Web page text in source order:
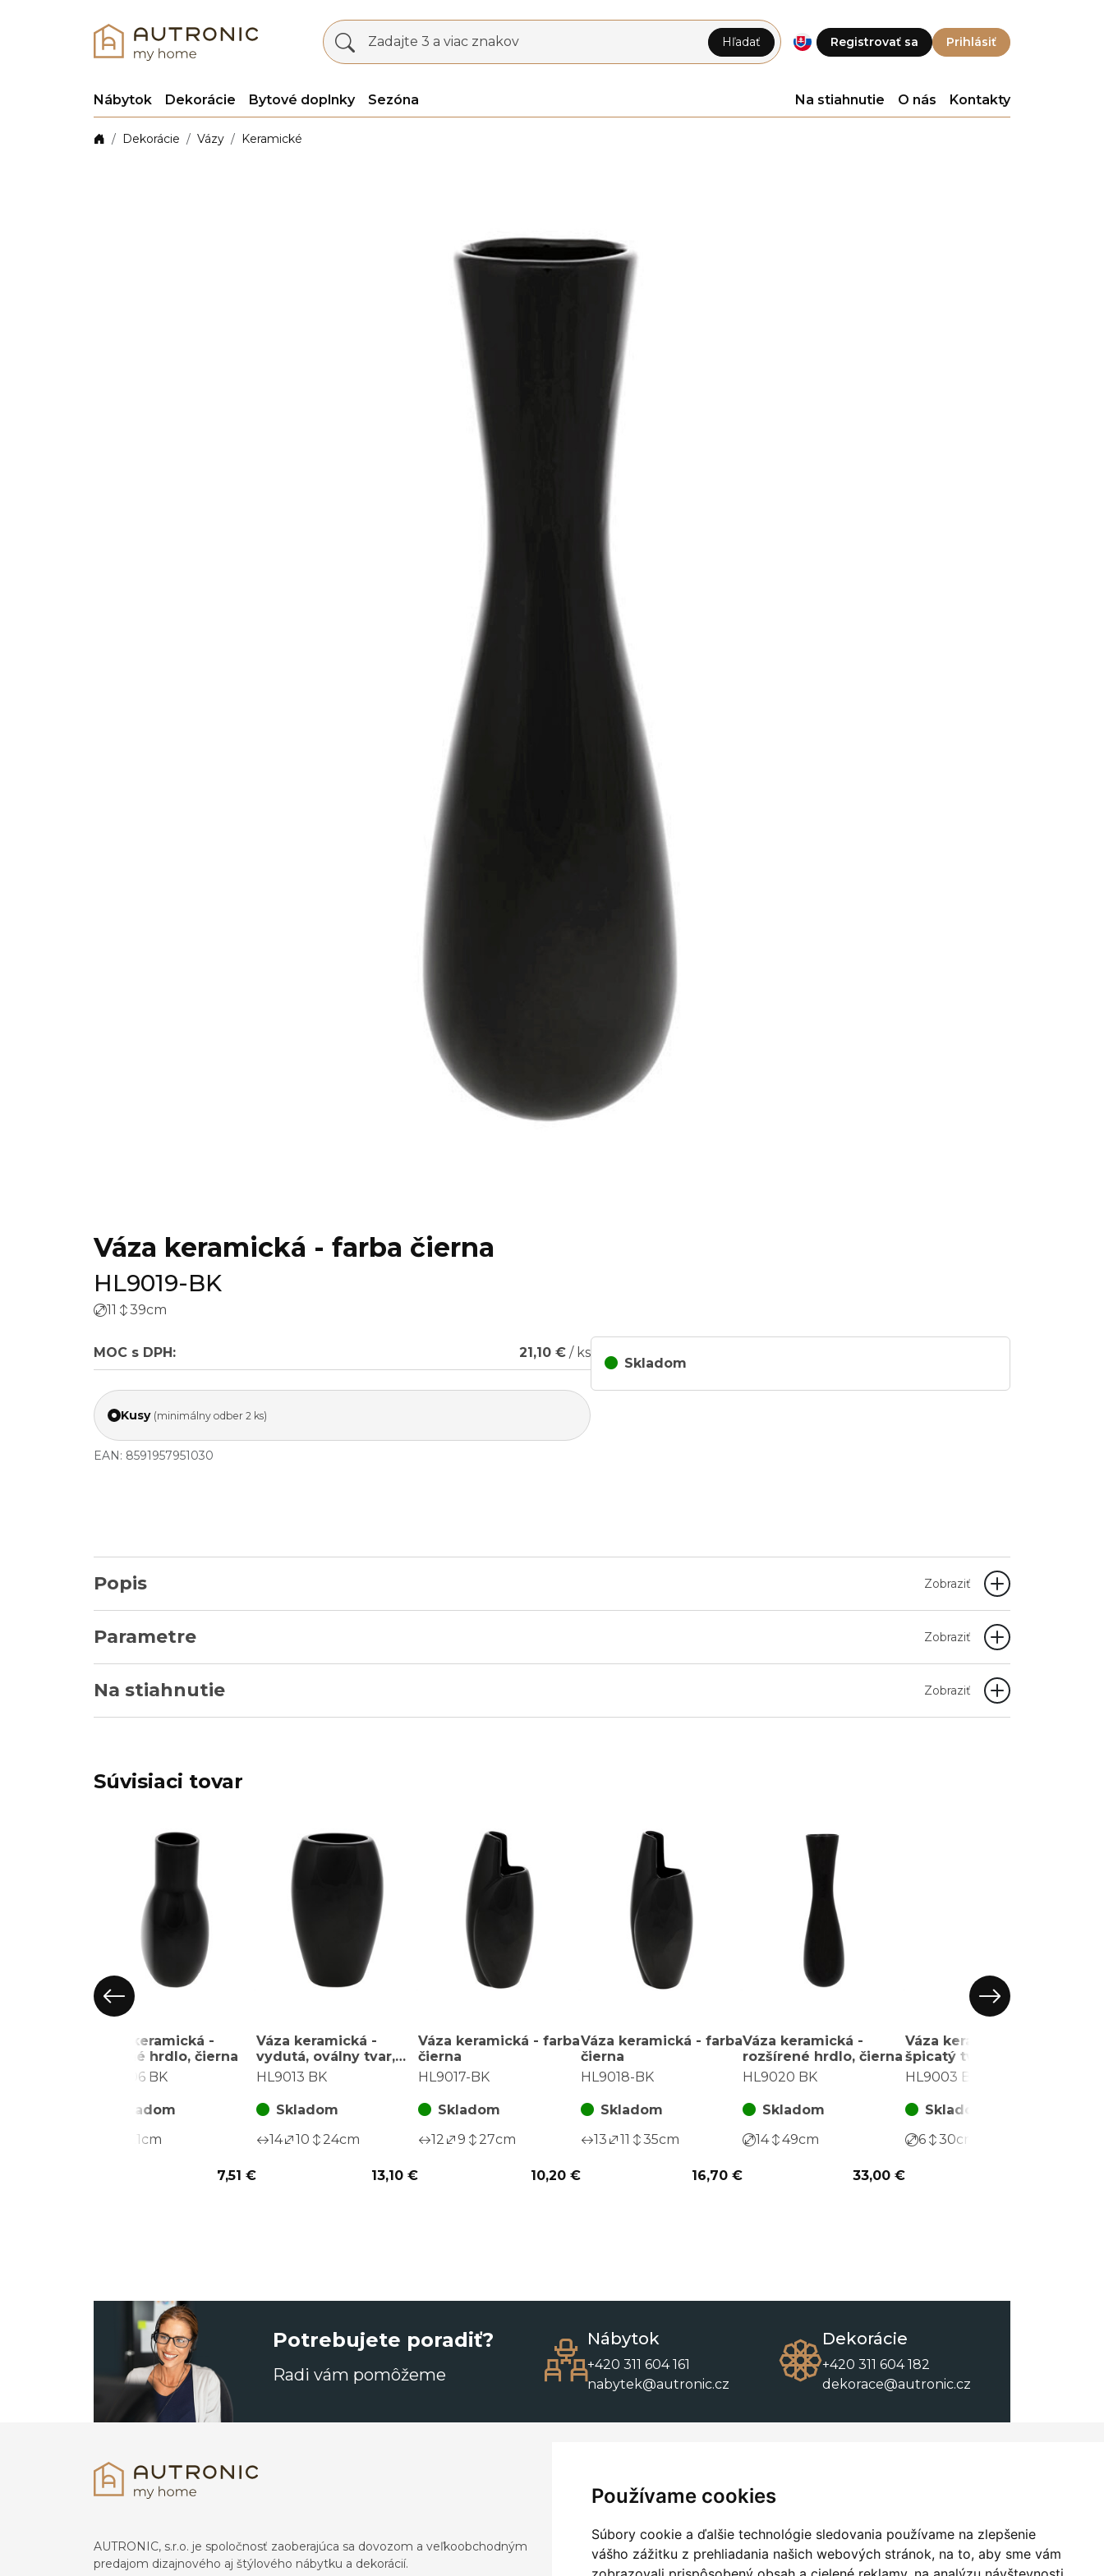
Používame cookies
Súbory cookie a ďalšie technológie sledovania používame na zlepšenie
vášho zážitku z prehliadania našich webových stránok, na to, aby sme vám
Registrovať sa Prihlásiť
Zadajte 3 a viac znakov Hľadať
Nábytok Dekorácie Bytové doplnky Sezóna Na stiahnutie O nás Kontakty
Dekorácie Vázy Keramické
Váza keramická - farba čierna
HL9019-BK
11 39cm
MOC s DPH: 21,10 € / ks
Kusy (minimálny odber 2 ks)
EAN: 8591957951030
Skladom
Popis Zobraziť
Parametre Zobraziť
Na stiahnutie Zobraziť
Súvisiaci tovar
Váza keramická -
zúžené hrdlo, čierna
HL9006 BK
Skladom
21cm
7,51 €
Váza keramická -
vydutá, oválny tvar,
čierna
HL9013 BK
Skladom
14
10 24cm
13,10 €
Váza keramická - farba
čierna
HL9017-BK
Skladom
12
9 27cm
10,20 €
Váza keramická - farba
čierna
HL9018-BK
Skladom
13
11 35cm
16,70 €
Váza keramická -
rozšírené hrdlo, čierna
HL9020 BK
Skladom
14
49cm
33,00 €
Váza keramická -
špicatý tvar, čierna
HL9003 BK
Skladom
6
30cm
Potrebujete poradiť?
Radi vám pomôžeme
Nábytok
+420 311 604 161
nabytek@autronic.cz
Dekorácie
+420 311 604 182
dekorace@autronic.cz
AUTRONIC, s.r.o. je spoločnosť zaoberajúca sa dovozom a veľkoobchodným
predajom dizajnového aj štýlového nábytku a dekorácií.
Kontakty